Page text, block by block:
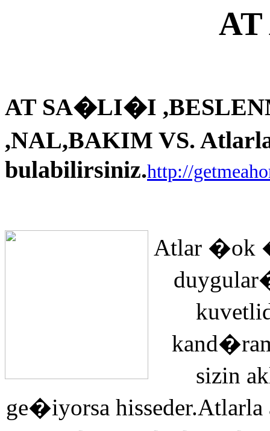
AT SA�LI�I
,NAL,BAKIM VS.
bulabilirsiniz.http://
Atlar �ok
sizin
ge�iyorsa